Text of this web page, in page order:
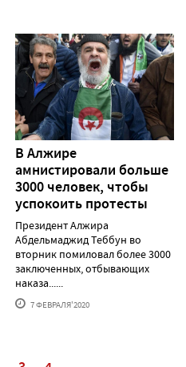
В Алжире
амнистировали больше
3000 человек, чтобы
успокоить протесты
Президент Алжира
Абдельмаджид Теббун во
вторник помиловал более 3000
заключенных, отбывающих
наказа......
7 ФЕВРАЛЯ'2020